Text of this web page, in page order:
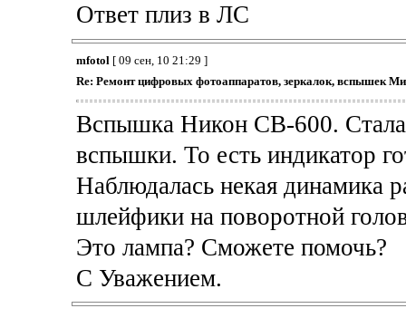
Ответ плиз в ЛС
mfotol[ 09 сен, 10 21:29 ]
Re: Ремонт цифровых фотоаппаратов, зеркалок, вспышек
Вспышка Никон СВ-600. Стала
вспышки. То есть индикатор
Наблюдалась некая динамика
шлейфики на поворотной
Это лампа? Сможете помочь?
С Уважением.